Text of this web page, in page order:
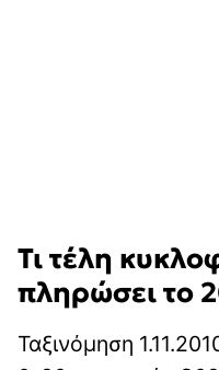
Τι τέλη
πληρώσει το
Ταξινόμηση